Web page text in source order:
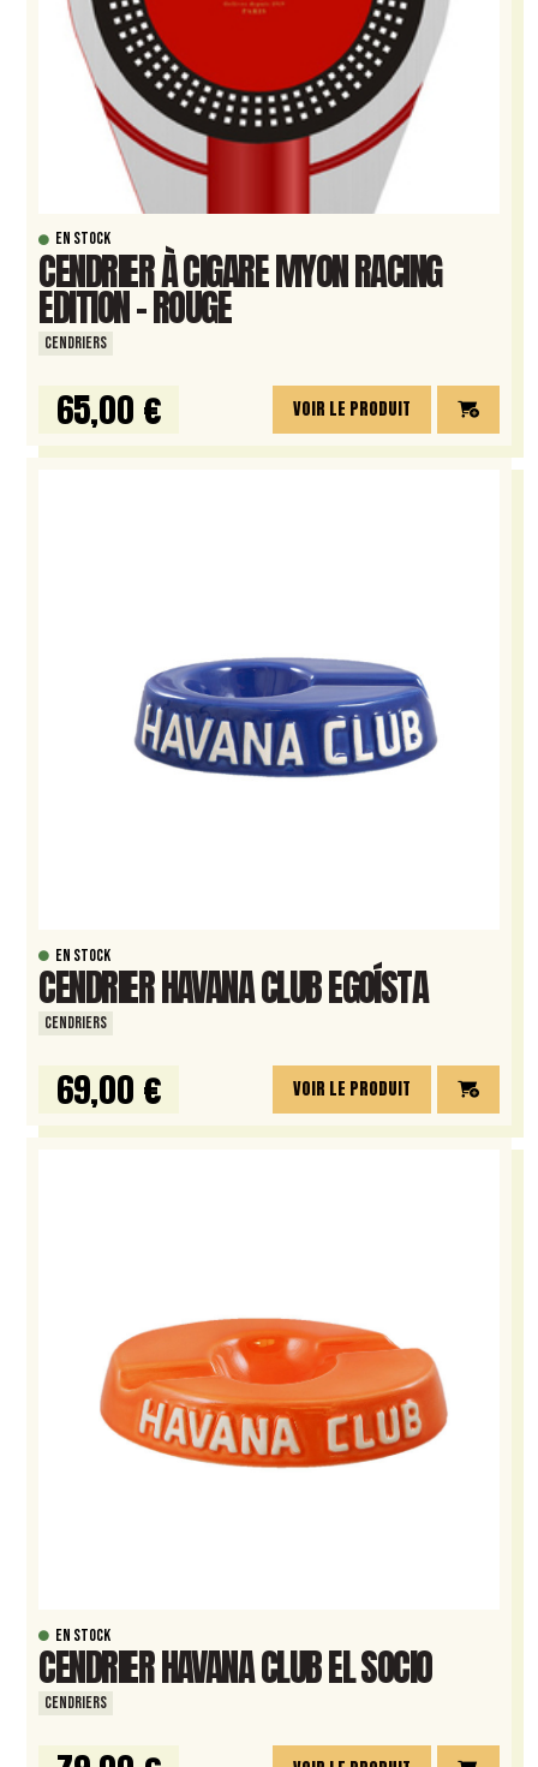
EN STOCK
CENDRIER À CIGARE MYON RACING
EDITION – ROUGE
CENDRIERS
65,00 € VOIR LE PRODUIT
EN STOCK
CENDRIER HAVANA CLUB EGOÍSTA
CENDRIERS
69,00 € VOIR LE PRODUIT
EN STOCK
CENDRIER HAVANA CLUB EL SOCIO
CENDRIERS